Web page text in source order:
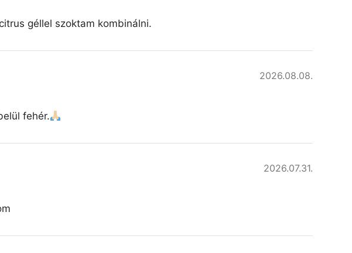
géllel szoktam kombinálni.
2026.08.08.
fehér.
2026.07.31.